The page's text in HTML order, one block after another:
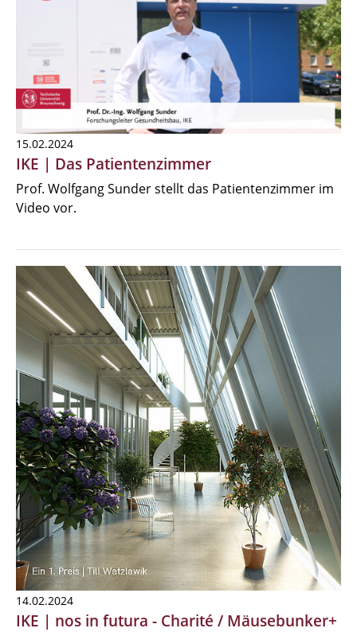
15.02.2024
IKE | Das Patientenzimmer
Prof. Wolfgang Sunder stellt das Patientenzimmer im
Video vor.
14.02.2024
IKE | nos in futura - Charité / Mäusebunker+